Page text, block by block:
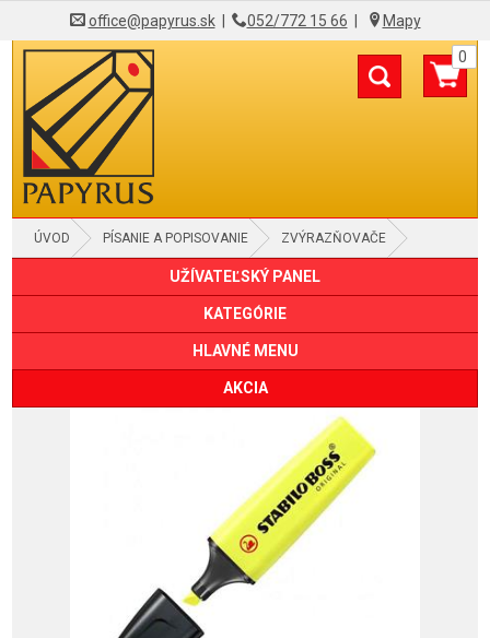
office@papyrus.sk| 052/772 15 66 Mapy
0
ÚVOD PÍSANIE A POPISOVANIE ZVÝRAZŇOVAČE
UŽÍVATEĽSKÝ PANEL
KATEGÓRIE
HLAVNÉ MENU
AKCIA